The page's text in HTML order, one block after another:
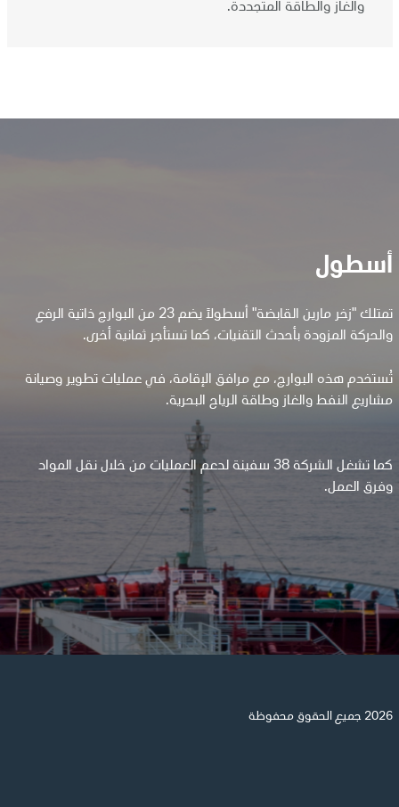
والغاز والطاقة المتجددة.
أسطول
تمتلك "زخر مارين القابضة" أسطولاً يضم 23 من البوارج ذاتية الرفع
والحركة المزودة بأحدث التقنيات، كما تستأجر ثمانية أخرى.
تُستخدم هذه البوارج، مع مرافق الإقامة، في عمليات تطوير وصيانة
مشاريع النفط والغاز وطاقة الرياح البحرية.
كما تشغل الشركة 38 سفينة لدعم العمليات من خلال نقل المواد
وفرق العمل.
2026 جميع الحقوق محفوظة